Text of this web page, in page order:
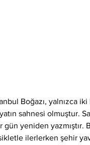
Boğazı, yalnızca
sahnesi olmuştur.
gün yeniden yazmıştır.
ilerlerken şehir